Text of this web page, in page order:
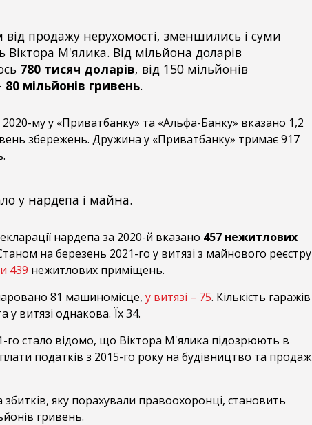
від продажу нерухомості, зменшились і суми
Віктора М'ялика. Від мільйона доларів
780 тисяч доларів, від 150 мільйонів
80 мільйонів гривень.
2020-му у «Приватбанку» та «Альфа-Банку» вказано 1,2
збережень. Дружина у «Приватбанку» тримає 917
у нардепа і майна.
нардепа за 2020-й вказано 457 нежитлових
на березень 2021-го у витязі з майнового реєстру
439 нежитлових приміщень.
81 машиномісце, у витязі – 75. Кількість гаражів
у витязі однакова. Їх 34.
го стало відомо, що Віктора М'ялика підозрюють в
податків з 2015-го року на будівництво та продаж
збитків, яку порахували правоохоронці, становить
гривень.